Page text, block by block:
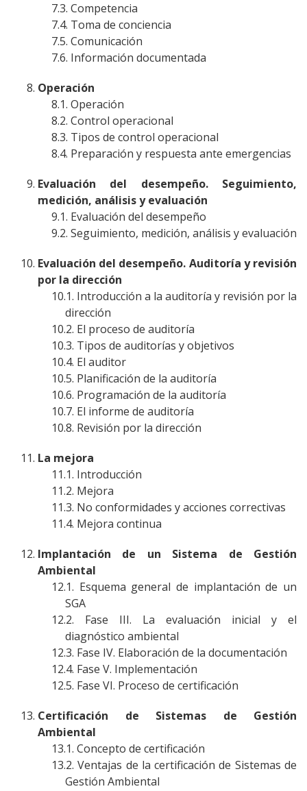
Competencia
Toma de conciencia
Comunicación
Información documentada
Operación
Operación
Control operacional
Tipos de control operacional
Preparación y respuesta ante emergencias
Evaluación del desempeño. Seguimiento,
medición, análisis y evaluación
Evaluación del desempeño
Seguimiento, medición, análisis y evaluación
Evaluación del desempeño. Auditoría y revisión
por la dirección
Introducción a la auditoría y revisión por la
dirección
El proceso de auditoría
Tipos de auditorías y objetivos
El auditor
Planificación de la auditoría
Programación de la auditoría
El informe de auditoría
Revisión por la dirección
La mejora
Introducción
Mejora
No conformidades y acciones correctivas
Mejora continua
Implantación de un Sistema de Gestión
Ambiental
Esquema general de implantación de un
SGA
Fase III. La evaluación inicial y el
diagnóstico ambiental
Fase IV. Elaboración de la documentación
Fase V. Implementación
Fase VI. Proceso de certificación
Certificación de Sistemas de Gestión
Ambiental
Concepto de certificación
Ventajas de la certificación de Sistemas de
Gestión Ambiental